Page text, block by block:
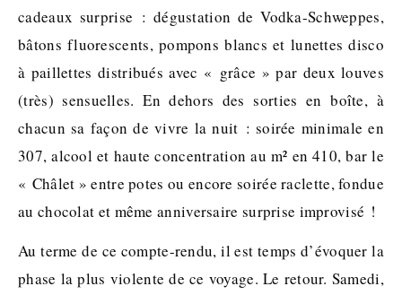
cadeaux surprise : dégustation de Vodka-Schweppes,
bâtons fluorescents, pompons blancs et lunettes disco
à paillettes distribués avec « grâce » par deux louves
(très) sensuelles. En dehors des sorties en boîte, à
chacun sa façon de vivre la nuit : soirée minimale en
307, alcool et haute concentration au m² en 410, bar le
« Châlet » entre potes ou encore soirée raclette, fondue
au chocolat et même anniversaire surprise improvisé !
Au terme de ce compte-rendu, il est temps d’évoquer la
phase la plus violente de ce voyage. Le retour. Samedi,